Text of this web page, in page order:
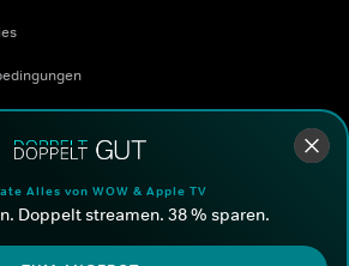
Alles von WOW & Apple TV
Doppelt streamen. 38 % sparen.